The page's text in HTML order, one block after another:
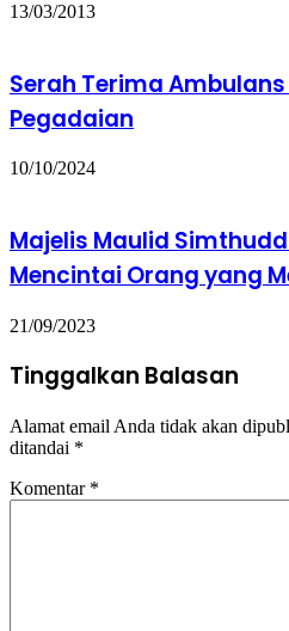
13/03/2013
Serah Terima Ambulans
Pegadaian
10/10/2024
Majelis Maulid
Mencintai Orang yang
21/09/2023
Tinggalkan Balasan
Alamat email Anda tidak akan
ditandai *
Komentar *